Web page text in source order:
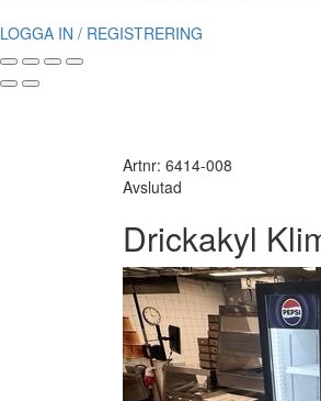
LOGGA IN / REGISTRERING
Artnr: 6414-008
Avslutad
Drickakyl